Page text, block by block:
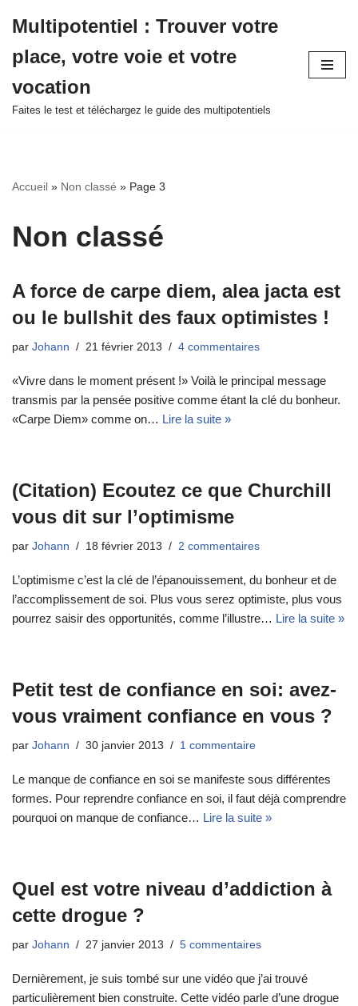
au
contenu
Multipotentiel : Trouver votre
place, votre voie et votre
vocation
Faites le test et téléchargez le guide des multipotentiels
Accueil » Non classé » Page 3
Non classé
A force de carpe diem, alea jacta est
ou le bullshit des faux optimistes !
par Johann 21 février 2013 4 commentaires
«Vivre dans le moment présent !» Voilà le principal message
transmis par la pensée positive comme étant la clé du bonheur.
«Carpe Diem» comme on… Lire la suite »
(Citation) Ecoutez ce que Churchill
vous dit sur l’optimisme
par Johann 18 février 2013 2 commentaires
L’optimisme c’est la clé de l’épanouissement, du bonheur et de
l’accomplissement de soi. Plus vous serez optimiste, plus vous
pourrez saisir des opportunités, comme l’illustre… Lire la suite »
Petit test de confiance en soi: avez-
vous vraiment confiance en vous ?
par Johann 30 janvier 2013 1 commentaire
Le manque de confiance en soi se manifeste sous différentes
formes. Pour reprendre confiance en soi, il faut déjà comprendre
pourquoi on manque de confiance… Lire la suite »
Quel est votre niveau d’addiction à
cette drogue ?
par Johann 27 janvier 2013 5 commentaires
Dernièrement, je suis tombé sur une vidéo que j’ai trouvé
particulièrement bien construite. Cette vidéo parle d’une drogue